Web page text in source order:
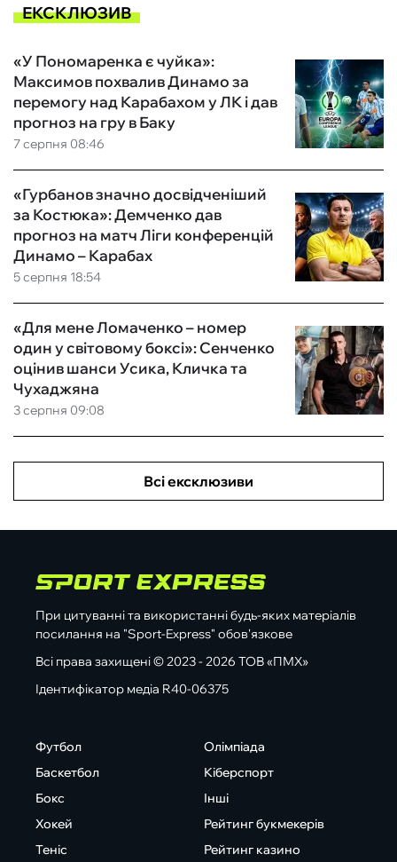
ЕКСКЛЮЗИВ
7 серпня 08:46
«У Пономаренка є чуйка»:
Максимов похвалив Динамо за
перемогу над Карабахом у ЛК і дав
прогноз на гру в Баку
5 серпня 18:54
«Гурбанов значно досвідченіший
за Костюка»: Демченко дав
прогноз на матч Ліги конференцій
Динамо – Карабах
3 серпня 09:08
«Для мене Ломаченко – номер
один у світовому боксі»: Сенченко
оцінив шанси Усика, Кличка та
Чухаджяна
Всі ексклюзиви
При цитуванні та використанні будь-яких матеріалів
посилання на "Sport-Express" обов'язкове
Всі права захищені © 2023 - 2026 ТОВ «ПМХ»
Ідентифікатор медіа R40-06375
Футбол
Баскетбол
Бокс
Хокей
Теніс
Олімпіада
Кіберспорт
Інші
Рейтинг букмекерів
Рейтинг казино